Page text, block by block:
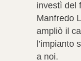
investì del
Manfredo
ampliò il
l’impianto
a noi.